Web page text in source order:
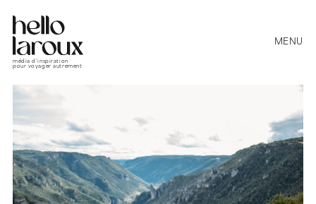
média d’inspiration
pour voyager autrement
MENU